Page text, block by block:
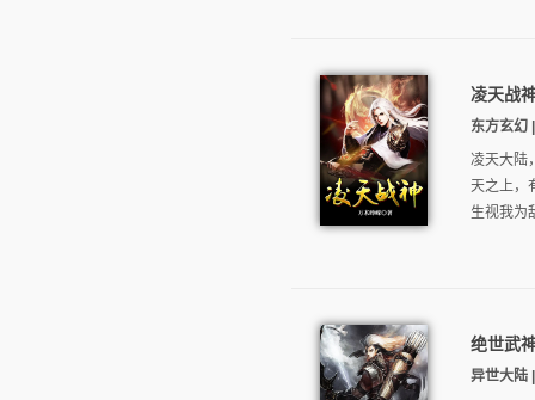
凌天战
东方玄幻
凌天大陆
天之上，
生视我为
绝世武
异世大陆